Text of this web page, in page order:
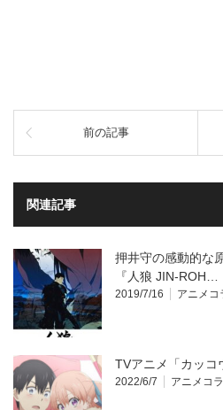
前の記事
関連記事
押井守の感動的な
『人狼 JIN-ROH…
2019/7/16 アニメコ
TVアニメ「カッコ
2022/6/7 アニメコ